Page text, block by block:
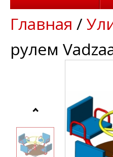
Главная /
рулем